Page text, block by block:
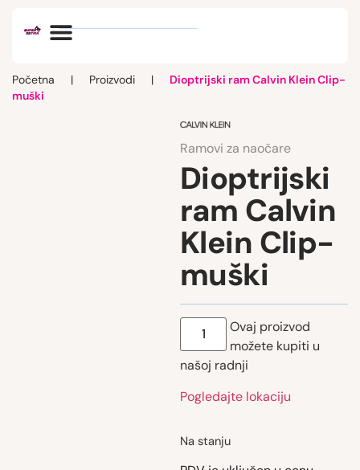
Početna | Proizvodi |
Dioptrijski ram Calvin Klein Clip-
muški
Ramovi za naočare
Dioptrijski
ram Calvin
Klein Clip-
muški
Ovaj proizvod
možete kupiti u
našoj radnji
Pogledajte lokaciju
Na stanju